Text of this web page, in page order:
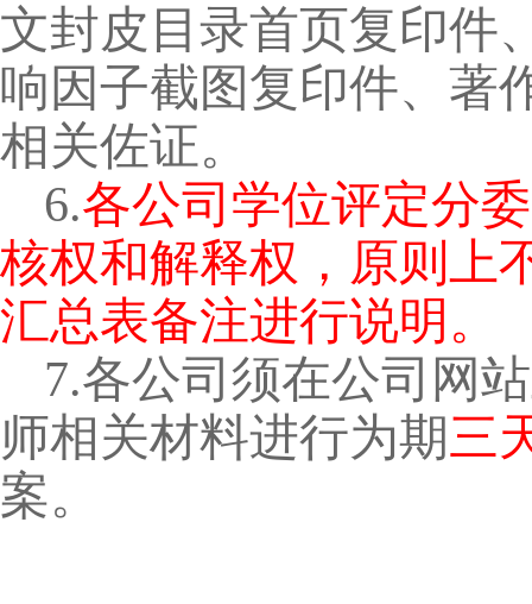
文封皮目录首页复印件
响因子截图复印件、著
相关佐证。
6.各公司学位评定分
核权和解释权，原则上
汇总表备注进行说明。
7.各公司须在公司网
师相关材料进行为期三
案。